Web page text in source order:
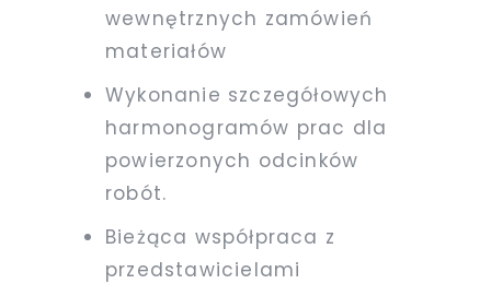
wewnętrznych zamówień
materiałów
Wykonanie szczegółowych
harmonogramów prac dla
powierzonych odcinków
robót.
Bieżąca współpraca z
przedstawicielami